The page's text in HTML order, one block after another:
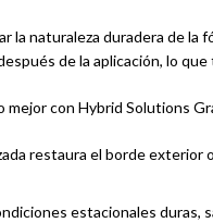
la naturaleza duradera de
de la aplicación, lo
con Hybrid Solutions
restaura el borde
estacionales